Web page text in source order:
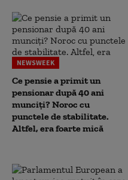
NEWSWEEK
Ce pensie a primit un
pensionar după 40 ani
munciți? Noroc cu
punctele de stabilitate.
Altfel, era foarte mică